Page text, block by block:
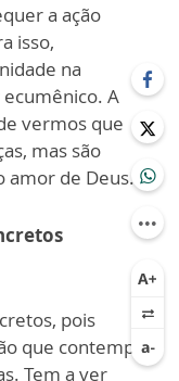
a ação
isso,
na
A
vermos que
mas são
amor de Deus.
pois
que contempla
Tem a ver